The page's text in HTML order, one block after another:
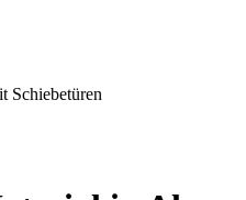
Schiebetüren